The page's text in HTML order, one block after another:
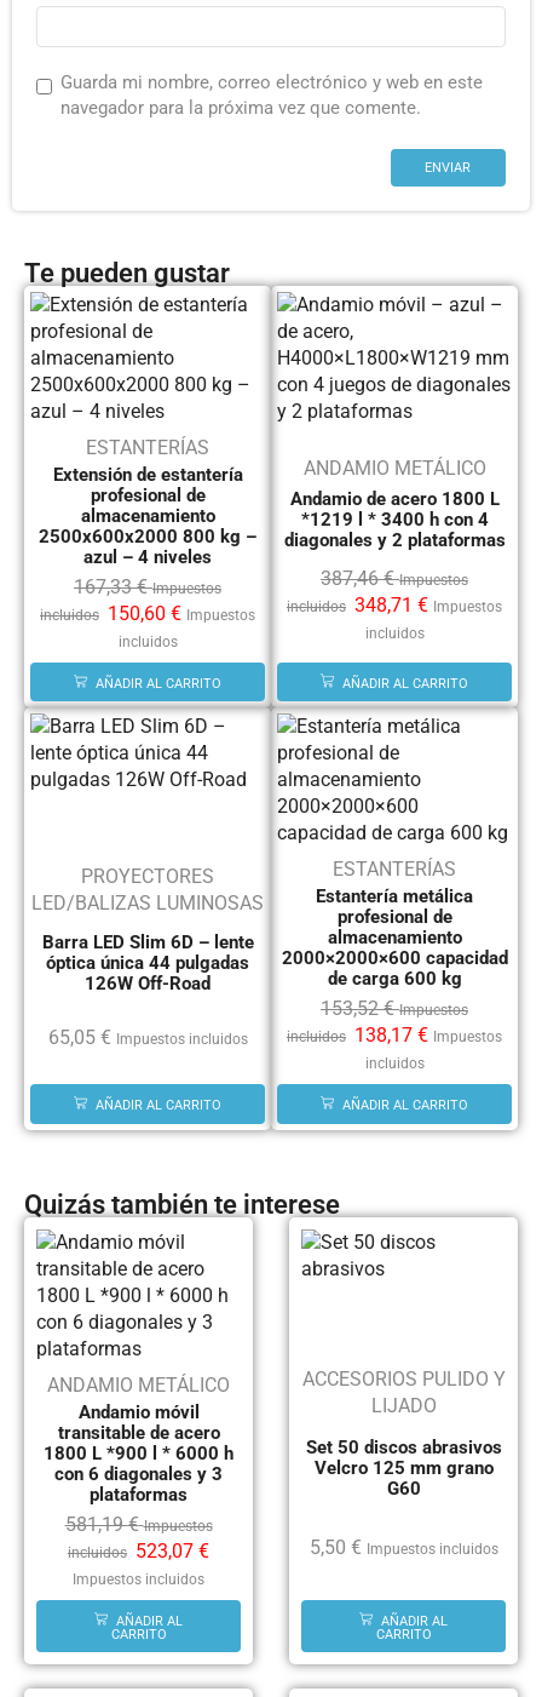
Guarda mi nombre, correo electrónico y web en este
navegador para la próxima vez que comente.
Te pueden gustar
ESTANTERÍAS
Extensión de estantería
profesional de
almacenamiento
2500x600x2000 800 kg –
azul – 4 niveles
167,33€ Impuestos
incluidos 150,60 € Impuestos
incluidos
AÑADIR AL CARRITO
ANDAMIO METÁLICO
Andamio de acero 1800 L
*1219 l * 3400 h con 4
diagonales y 2 plataformas
387,46€ Impuestos
incluidos 348,71 € Impuestos
incluidos
AÑADIR AL CARRITO
PROYECTORES
LED/BALIZAS LUMINOSAS
Barra LED Slim 6D – lente
óptica única 44 pulgadas
126W Off-Road
65,05 € Impuestos incluidos
AÑADIR AL CARRITO
ESTANTERÍAS
Estantería metálica
profesional de
almacenamiento
2000×2000×600 capacidad
de carga 600 kg
153,52€ Impuestos
incluidos 138,17 € Impuestos
incluidos
AÑADIR AL CARRITO
Quizás también te interese
ANDAMIO METÁLICO
Andamio móvil
transitable de acero
1800 L *900 l * 6000 h
con 6 diagonales y 3
plataformas
581,19€ Impuestos
incluidos 523,07 €
Impuestos incluidos
AÑADIR AL
CARRITO
ACCESORIOS PULIDO Y
LIJADO
Set 50 discos abrasivos
Velcro 125 mm grano
G60
5,50 € Impuestos incluidos
AÑADIR AL
CARRITO